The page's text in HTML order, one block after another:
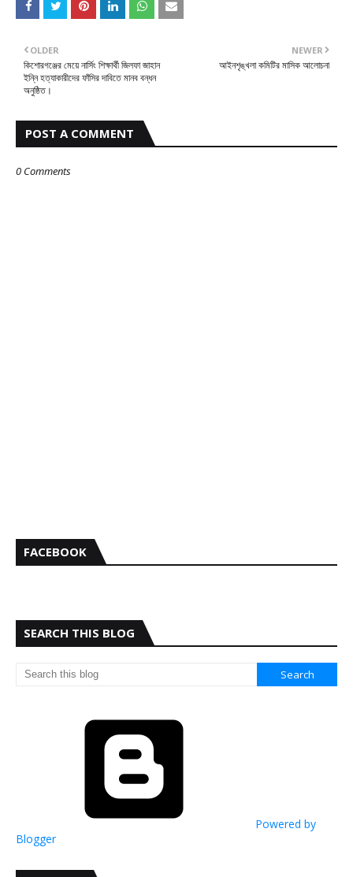
NEWER
আইনশৃঙ্খলা কমিটির মাসিক আলোচনা
OLDER
কিশোরগঞ্জের মেয়ে নার্সিং শিক্ষার্থী জিলফা জাহান
ইন্নি হত্যাকারীদের ফাঁসির দাবিতে মানব বন্ধন
অনুষ্ঠিত।
POST A COMMENT
0 Comments
FACEBOOK
SEARCH THIS BLOG
Powered by
Blogger